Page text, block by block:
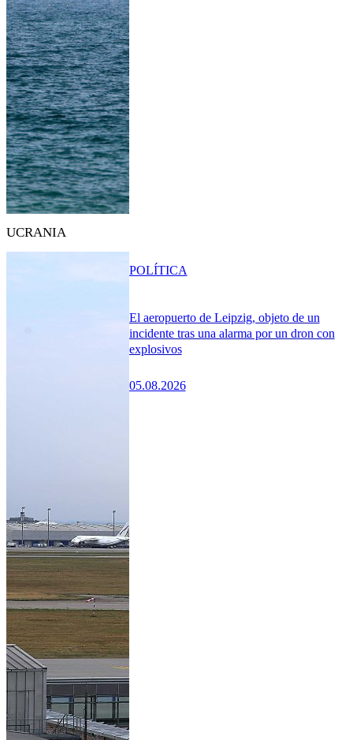
UCRANIA
El aeropuerto de Leipzig, objeto de un
incidente tras una alarma por un dron con
explosivos
05.08.2026
POLÍTICA